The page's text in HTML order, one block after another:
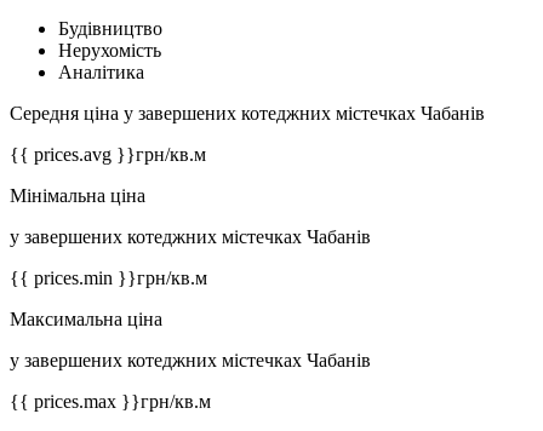
Будівництво
Нерухомість
Аналітика
Середня ціна у завершених котеджних містечках Чабанів
{{ prices.avg }}грн/кв.м
Мінімальна ціна
у завершених котеджних містечках Чабанів
{{ prices.min }}грн/кв.м
Максимальна ціна
у завершених котеджних містечках Чабанів
{{ prices.max }}грн/кв.м